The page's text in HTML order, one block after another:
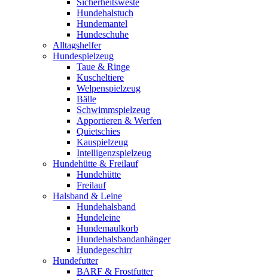
Sicherheitsweste
Hundehalstuch
Hundemantel
Hundeschuhe
Alltagshelfer
Hundespielzeug
Taue & Ringe
Kuscheltiere
Welpenspielzeug
Bälle
Schwimmspielzeug
Apportieren & Werfen
Quietschies
Kauspielzeug
Intelligenzspielzeug
Hundehütte & Freilauf
Hundehütte
Freilauf
Halsband & Leine
Hundehalsband
Hundeleine
Hundemaulkorb
Hundehalsbandanhänger
Hundegeschirr
Hundefutter
BARF & Frostfutter